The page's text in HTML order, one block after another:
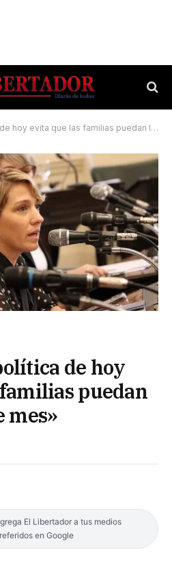
que las familias puedan llegar a fin de mes»
de hoy
puedan
mes»
El Libertador a tus medios
en Google